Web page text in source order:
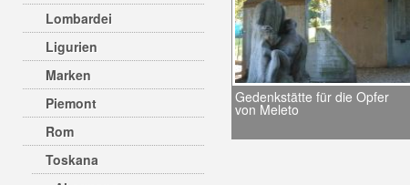
Lombardei
Ligurien
Marken
Piemont
Rom
Toskana
Gedenkstätte für die Opfer
von Meleto